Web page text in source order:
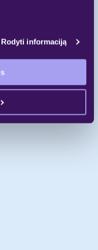
Rodyti informaciją